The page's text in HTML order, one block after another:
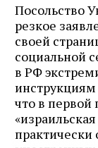
Посольство
резкое
своей
социальной
в РФ
инструкциям
что в первой
практически